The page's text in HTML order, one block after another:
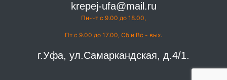
krepej-ufa@mail.ru
Пн-чт с 9.00 до 18.00,
Пт с 9.00 до 17.00, Сб и Вс - вых.
г.Уфа, ул.Самаркандская, д.4/1.